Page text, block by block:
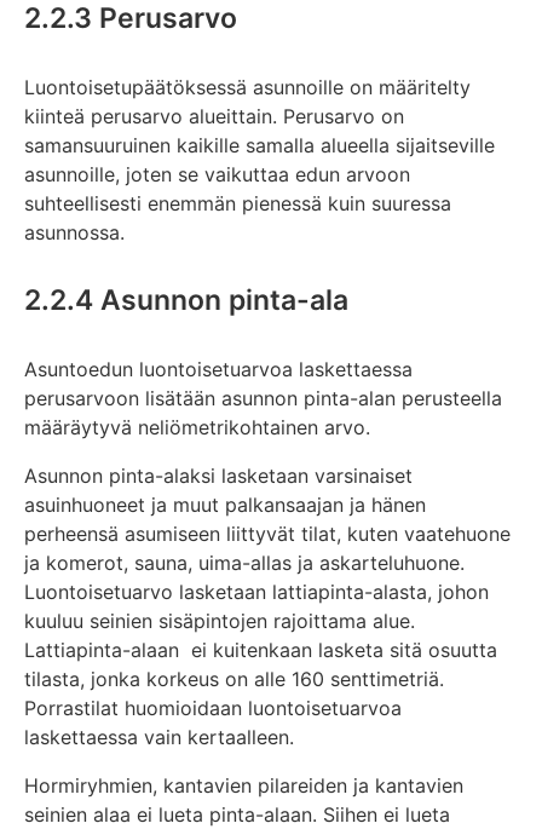
2.2.3 Perusarvo
Luontoisetupäätöksessä asunnoille on määritelty
kiinteä perusarvo alueittain. Perusarvo on
samansuuruinen kaikille samalla alueella sijaitseville
asunnoille, joten se vaikuttaa edun arvoon
suhteellisesti enemmän pienessä kuin suuressa
asunnossa.
2.2.4 Asunnon pinta-ala
Asuntoedun luontoisetuarvoa laskettaessa
perusarvoon lisätään asunnon pinta-alan perusteella
määräytyvä neliömetrikohtainen arvo.
Asunnon pinta-alaksi lasketaan varsinaiset
asuinhuoneet ja muut palkansaajan ja hänen
perheensä asumiseen liittyvät tilat, kuten vaatehuone
ja komerot, sauna, uima-allas ja askarteluhuone.
Luontoisetuarvo lasketaan lattiapinta-alasta, johon
kuuluu seinien sisäpintojen rajoittama alue.
Lattiapinta-alaan ei kuitenkaan lasketa sitä osuutta
tilasta, jonka korkeus on alle 160 senttimetriä.
Porrastilat huomioidaan luontoisetuarvoa
laskettaessa vain kertaalleen.
Hormiryhmien, kantavien pilareiden ja kantavien
seinien alaa ei lueta pinta-alaan. Siihen ei lueta